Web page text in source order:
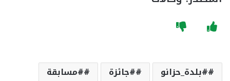
#بلدة_حزانو #جائزة
#مسابقة